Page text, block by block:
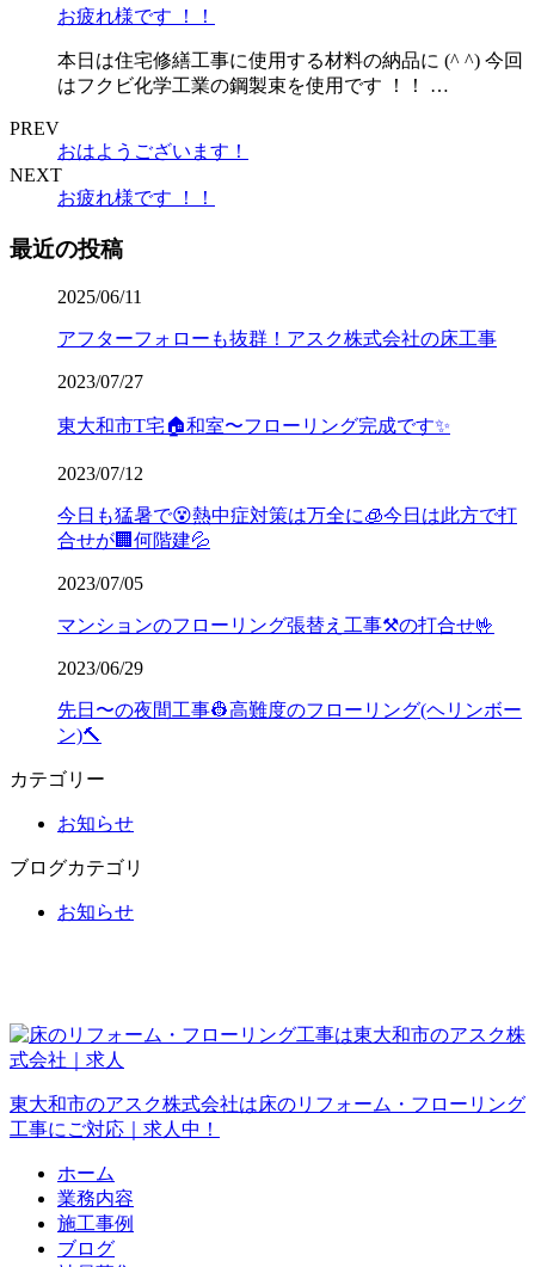
お疲れ様です ！！
本日は住宅修繕工事に使用する材料の納品に (^ ^) 今回
はフクビ化学工業の鋼製束を使用です ！！ …
PREV
おはようございます！
NEXT
お疲れ様です ！！
最近の投稿
2025/06/11
アフターフォローも抜群！アスク株式会社の床工事
2023/07/27
東大和市T宅🏠和室〜フローリング完成です✨
2023/07/12
今日も猛暑で😵熱中症対策は万全に🧊今日は此方で打
合せが🏢何階建💦
2023/07/05
マンションのフローリング張替え工事⚒️の打合せ🤟
2023/06/29
先日〜の夜間工事👷高難度のフローリング(ヘリンボー
ン)🔨
カテゴリー
お知らせ
ブログカテゴリ
お知らせ
東大和市のアスク株式会社は床のリフォーム・フローリング
工事にご対応｜求人中！
ホーム
業務内容
施工事例
ブログ